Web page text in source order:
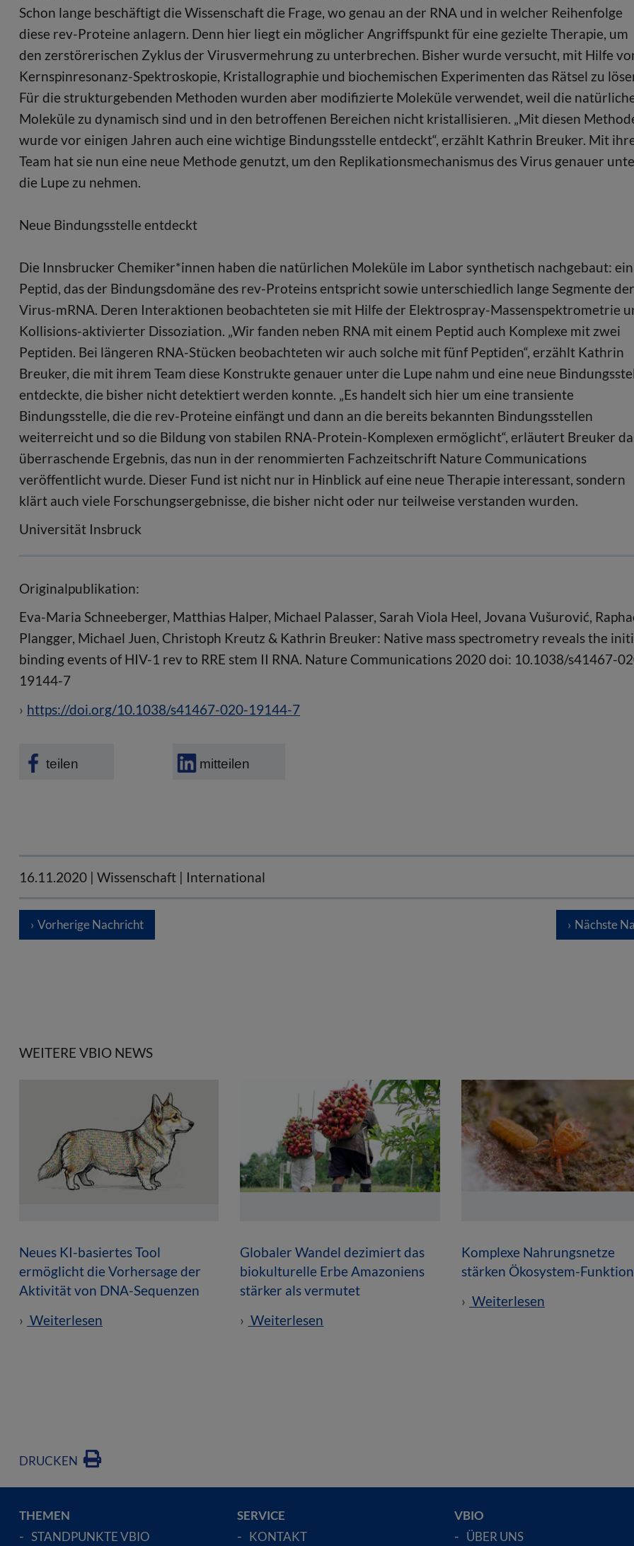
Schon lange beschäftigt die Wissenschaft die Frage, wo genau an der RNA und in welcher Reihenfolge
diese rev-Proteine anlagern. Denn hier liegt ein möglicher Angriffspunkt für eine gezielte Therapie, um
den zerstörerischen Zyklus der Virusvermehrung zu unterbrechen. Bisher wurde versucht, mit Hilfe
Kernspinresonanz-Spektroskopie, Kristallographie und biochemischen Experimenten das Rätsel zu
Für die strukturgebenden Methoden wurden aber modifizierte Moleküle verwendet, weil die
Moleküle zu dynamisch sind und in den betroffenen Bereichen nicht kristallisieren. „Mit diesen
wurde vor einigen Jahren auch eine wichtige Bindungsstelle entdeckt“, erzählt Kathrin Breuker. Mit
Team hat sie nun eine neue Methode genutzt, um den Replikationsmechanismus des Virus genauer
die Lupe zu nehmen.
Neue Bindungsstelle entdeckt
Die Innsbrucker Chemiker*innen haben die natürlichen Moleküle im Labor synthetisch nachgebaut: ein
Peptid, das der Bindungsdomäne des rev-Proteins entspricht sowie unterschiedlich lange Segmente der
Virus-mRNA. Deren Interaktionen beobachteten sie mit Hilfe der Elektrospray-Massenspektrometrie
Kollisions-aktivierter Dissoziation. „Wir fanden neben RNA mit einem Peptid auch Komplexe mit zwei
Peptiden. Bei längeren RNA-Stücken beobachteten wir auch solche mit fünf Peptiden“, erzählt Kathrin
Breuker, die mit ihrem Team diese Konstrukte genauer unter die Lupe nahm und eine neue
entdeckte, die bisher nicht detektiert werden konnte. „Es handelt sich hier um eine transiente
Bindungsstelle, die die rev-Proteine einfängt und dann an die bereits bekannten Bindungsstellen
weiterreicht und so die Bildung von stabilen RNA-Protein-Komplexen ermöglicht“, erläutert Breuker
überraschende Ergebnis, das nun in der renommierten Fachzeitschrift Nature Communications
veröffentlicht wurde. Dieser Fund ist nicht nur in Hinblick auf eine neue Therapie interessant, sondern
klärt auch viele Forschungsergebnisse, die bisher nicht oder nur teilweise verstanden wurden.
Universität Insbruck
Originalpublikation:
Eva-Maria Schneeberger, Matthias Halper, Michael Palasser, Sarah Viola Heel, Jovana Vušurović,
Plangger, Michael Juen, Christoph Kreutz & Kathrin Breuker: Native mass spectrometry reveals the
binding events of HIV-1 rev to RRE stem II RNA. Nature Communications 2020 doi: 10.1038/s41467-
19144-7
https://doi.org/10.1038/s41467-020-19144-7
teilen mitteilen
16.11.2020 | Wissenschaft | International
Vorherige Nachricht Nächste
WEITERE VBIO NEWS
Neues KI-basiertes Tool
ermöglicht die Vorhersage der
Aktivität von DNA-Sequenzen
Weiterlesen
Globaler Wandel dezimiert das
biokulturelle Erbe Amazoniens
stärker als vermutet
Weiterlesen
Komplexe Nahrungsnetze
stärken Ökosystem-
Weiterlesen
DRUCKEN
THEMEN
STANDPUNKTE VBIO
SERVICE
KONTAKT
VBIO
ÜBER UNS